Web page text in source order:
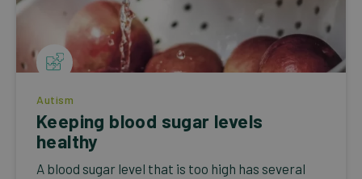
Autism
Keeping blood sugar levels
healthy
A blood sugar level that is too high has several